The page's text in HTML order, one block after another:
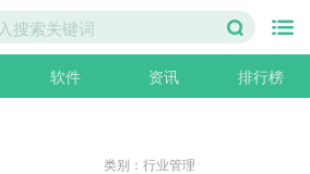
软件 资讯 排行榜
类别：行业管理